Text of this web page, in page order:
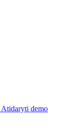
Atidaryti demo